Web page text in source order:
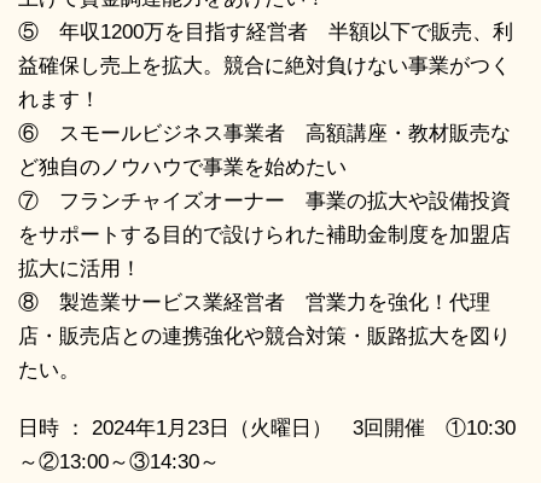
⑤ 年収1200万を目指す経営者 半額以下で販売、利
益確保し売上を拡大。競合に絶対負けない事業がつく
れます！
⑥ スモールビジネス事業者 高額講座・教材販売な
ど独自のノウハウで事業を始めたい
⑦ フランチャイズオーナー 事業の拡大や設備投資
をサポートする目的で設けられた補助金制度を加盟店
拡大に活用！
⑧ 製造業サービス業経営者 営業力を強化！代理
店・販売店との連携強化や競合対策・販路拡大を図り
たい。
日時 ： 2024年1月23日（火曜日） 3回開催 ①10:30
～②13:00～③14:30～